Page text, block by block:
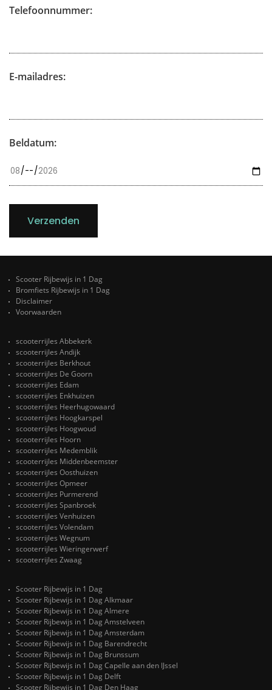
Telefoonnummer:
E-mailadres:
Beldatum:
Verzenden
Scooter Rijbewijs in 1 Dag
Bromfiets Rijbewijs in 1 Dag
Disclaimer
Voorwaarden
scooterrijles Abbekerk
scooterrijles Andijk
scooterrijles Berkhout
scooterrijles De Goorn
scooterrijles Edam
scooterrijles Enkhuizen
scooterrijles Heerhugowaard
scooterrijles Hoogkarspel
scooterrijles Hoogwoud
scooterrijles Hoorn
scooterrijles Medemblik
scooterrijles Middenbeemster
scooterrijles Oosthuizen
scooterrijles Opmeer
scooterrijles Purmerend
scooterrijles Spanbroek
scooterrijles Venhuizen
scooterrijles Volendam
scooterrijles Wegnum
scooterrijles Wieringerwerf
scooterrijles Zwaag
Scooter Rijbewijs in 1 Dag
Scooter Rijbewijs in 1 Dag Alkmaar
Scooter Rijbewijs in 1 Dag Almere
Scooter Rijbewijs in 1 Dag Amstelveen
Scooter Rijbewijs in 1 Dag Amsterdam
Scooter Rijbewijs in 1 Dag Barendrecht
Scooter Rijbewijs in 1 Dag Brunssum
Scooter Rijbewijs in 1 Dag Capelle aan den IJssel
Scooter Rijbewijs in 1 Dag Delft
Scooter Rijbewijs in 1 Dag Den Haag